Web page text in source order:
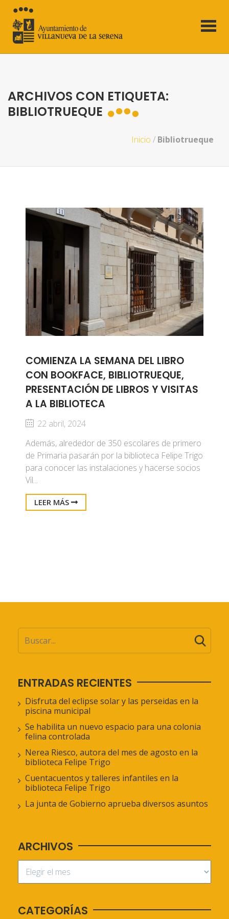
ARCHIVOS CON ETIQUETA:
BIBLIOTRUEQUE
Inicio / Bibliotrueque
COMIENZA LA SEMANA DEL LIBRO
CON BOOKFACE, BIBLIOTRUEQUE,
PRESENTACIÓN DE LIBROS Y VISITAS
A LA BIBLIOTECA
22 abril, 2024
Además, alrededor de 350 escolares de primero
de Primaria pasarán por la biblioteca Felipe Trigo
para conocer las instalaciones y hacerse socios
Vil...
LEER MÁS
ENTRADAS RECIENTES
Disfruta del eclipse solar y las perseidas en la
piscina municipal
Se habilita un nuevo espacio para una colonia
felina controlada
Nerea Riesco, autora del mes de agosto en la
biblioteca Felipe Trigo
Cuentacuentos y talleres infantiles en la
biblioteca Felipe Trigo
La junta de Gobierno aprueba diversos asuntos
ARCHIVOS
CATEGORÍAS